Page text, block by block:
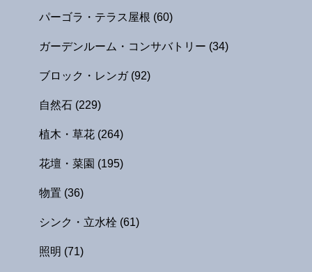
パーゴラ・テラス屋根 (60)
ガーデンルーム・コンサバトリー (34)
ブロック・レンガ (92)
自然石 (229)
植木・草花 (264)
花壇・菜園 (195)
物置 (36)
シンク・立水栓 (61)
照明 (71)